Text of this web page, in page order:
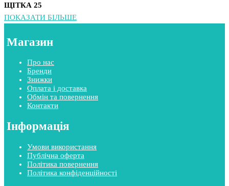
ЩІТКА 25
ПОКАЗАТИ БІЛЬШЕ
Магазин
Про нас
Бренди
Знижки
Оплата і доставка
Обмін та повернення
Контакти
Інформація
Умови використання
Публічна оферта
Політика повернення
Політика конфіденційності